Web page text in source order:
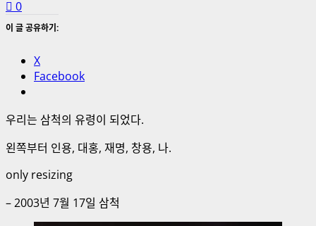
0
이 글 공유하기:
X
Facebook
우리는 삼척의 유령이 되었다.
왼쪽부터 인용, 대홍, 재명, 창용, 나.
only resizing
– 2003년 7월 17일 삼척